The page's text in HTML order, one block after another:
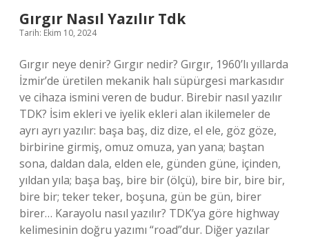
Gırgır Nasıl Yazılır Tdk
Tarih: Ekim 10, 2024
Gırgır neye denir? Gırgır nedir? Gırgır, 1960’lı yıllarda
İzmir’de üretilen mekanik halı süpürgesi markasıdır
ve cihaza ismini veren de budur. Birebir nasıl yazılır
TDK? İsim ekleri ve iyelik ekleri alan ikilemeler de
ayrı ayrı yazılır: başa baş, diz dize, el ele, göz göze,
birbirine girmiş, omuz omuza, yan yana; baştan
sona, daldan dala, elden ele, günden güne, içinden,
yıldan yıla; başa baş, bire bir (ölçü), bire bir, bire bir,
bire bir; teker teker, boşuna, gün be gün, birer
birer… Karayolu nasıl yazılır? TDK’ya göre highway
kelimesinin doğru yazımı “road”dur. Diğer yazılar